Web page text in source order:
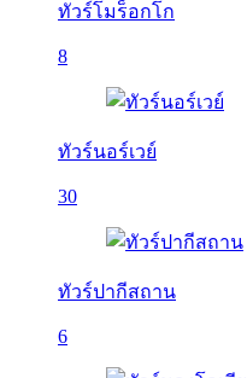
ทัวร์โมร็อกโก
8
ทัวร์นอร์เวย์
30
ทัวร์ปากีสถาน
6